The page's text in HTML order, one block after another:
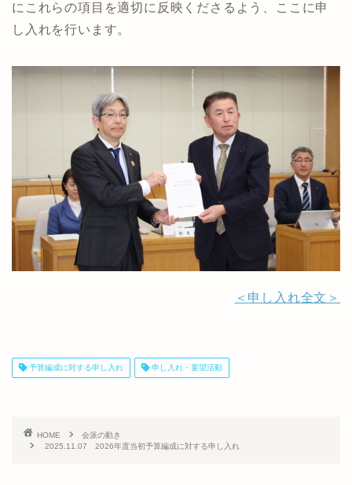
にこれらの項目を適切に反映くださるよう、ここに申
し入れを行います。
＜申し入れ全文＞
予算編成に対する申し入れ 申し入れ・要望活動
HOME
会派の動き
2025.11.07 2026年度当初予算編成に対する申し入れ